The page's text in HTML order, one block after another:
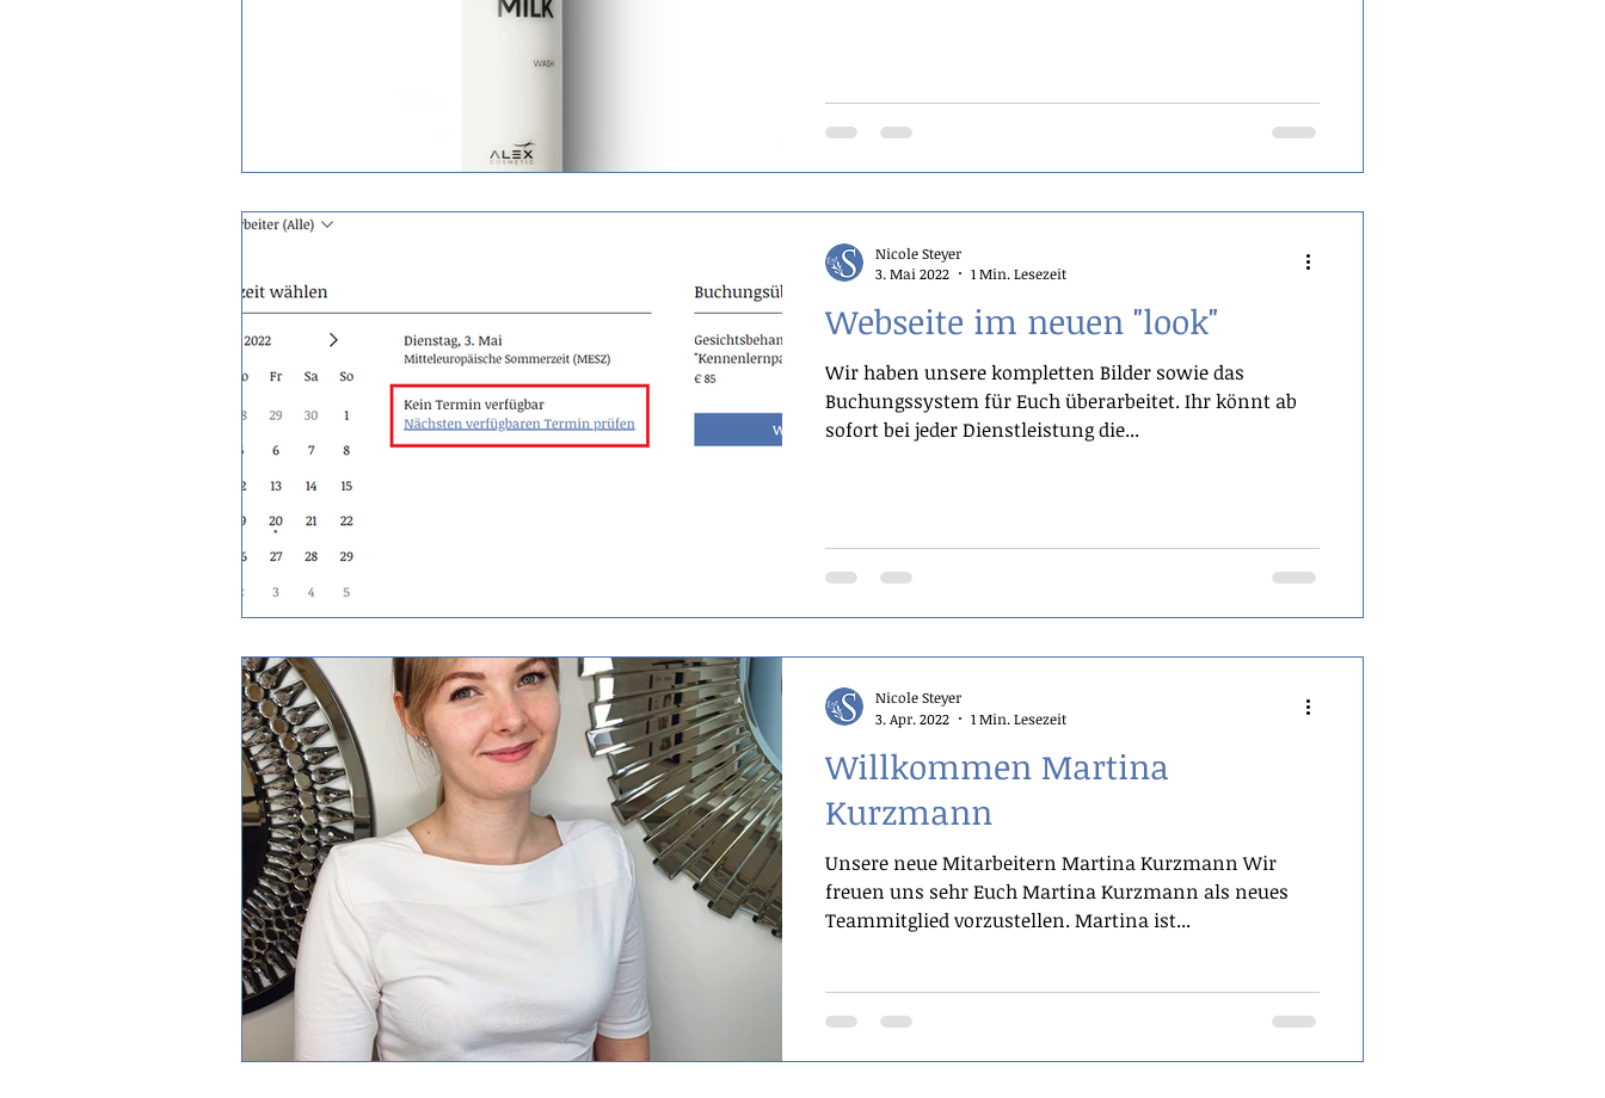
Webseite im neuen "look"
Wir haben unsere kompletten Bilder sowie das
Buchungssystem für Euch überarbeitet. Ihr könnt ab
sofort bei jeder Dienstleistung die...
Nicole Steyer
3. Mai 2022
1 Min. Lesezeit
Willkommen Martina
Kurzmann
Unsere neue Mitarbeitern Martina Kurzmann Wir
freuen uns sehr Euch Martina Kurzmann als neues
Teammitglied vorzustellen. Martina ist...
Nicole Steyer
3. Apr. 2022
1 Min. Lesezeit